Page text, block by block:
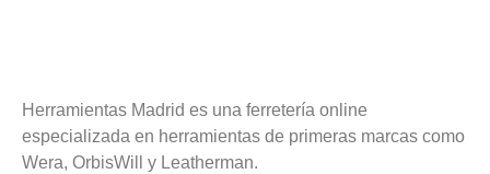
Herramientas Madrid es una ferretería online
especializada en herramientas de primeras marcas como
Wera, OrbisWill y Leatherman.